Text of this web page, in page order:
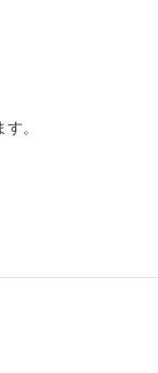
。